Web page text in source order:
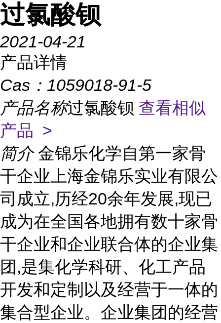
过氯酸钡
2021-04-21
产品详情
Cas： 1059018-91-5
产品名称过氯酸钡 查看相似
产品 >
简介 金锦乐化学自第一家骨
干企业上海金锦乐实业有限公
司成立,历经20余年发展,现已
成为在全国各地拥有数十家骨
干企业和企业联合体的企业集
团,是集化学科研、化工产品
开发和定制以及经营于一体的
集合型企业。企业集团的经营